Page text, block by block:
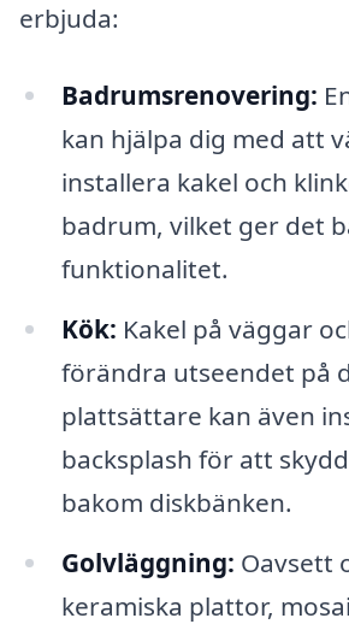
erbjuda:
Badrumsrenovering:
kan hjälpa dig med att
installera kakel och
badrum, vilket ger det
funktionalitet.
Kök: Kakel på väggar
förändra utseendet på
plattsättare kan även
backsplash för att
bakom diskbänken.
Golvläggning: Oavsett
keramiska plattor,